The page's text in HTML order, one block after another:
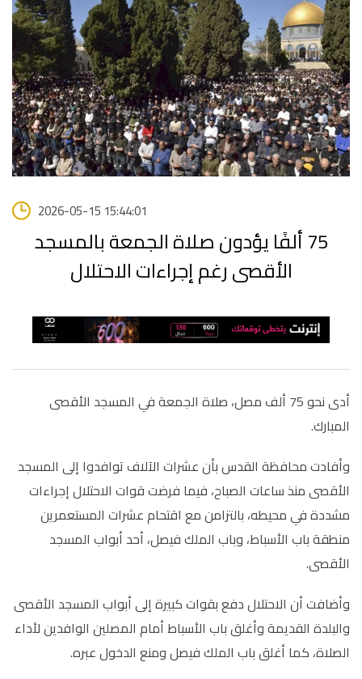
2026-05-15 15:44:01
75 ألفًا يؤدون صلاة الجمعة بالمسجد
الأقصى رغم إجراءات الاحتلال
أدى نحو 75 ألف مصل، صلاة الجمعة في المسجد الأقصى
المبارك.
وأفادت محافظة القدس بأن عشرات الآلاف توافدوا إلى المسجد
الأقصى منذ ساعات الصباح، فيما فرضت قوات الاحتلال إجراءات
مشددة في محيطه، بالتزامن مع اقتحام عشرات المستعمرين
منطقة باب الأسباط، وباب الملك فيصل، أحد أبواب المسجد
الأقصى.
وأضافت أن الاحتلال دفع بقوات كبيرة إلى أبواب المسجد الأقصى
والبلدة القديمة وأغلق باب الأسباط أمام المصلين الوافدين لأداء
الصلاة، كما أغلق باب الملك فيصل ومنع الدخول عبره.